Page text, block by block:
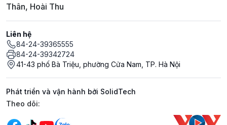
Thân, Hoài Thu
Liên hệ
84-24-39365555
84-24-39342724
41-43 phố Bà Triệu, phường Cửa Nam, TP. Hà Nội
Phát triển và vận hành bởi SolidTech
Mạng xã hội
Theo dõi: